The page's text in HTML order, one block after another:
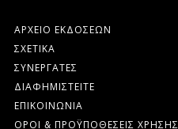
ΑΡΧΕΙΟ ΕΚΔΟΣΕΩΝ
ΣΧΕΤΙΚΑ
ΣΥΝΕΡΓΑΤΕΣ
ΔΙΑΦΗΜΙΣΤΕΙΤΕ
ΕΠΙΚΟΙΝΩΝΙΑ
ΟΡΟΙ & ΠΡΟΫΠΟΘΕΣΕΙΣ ΧΡΗΣΗΣ